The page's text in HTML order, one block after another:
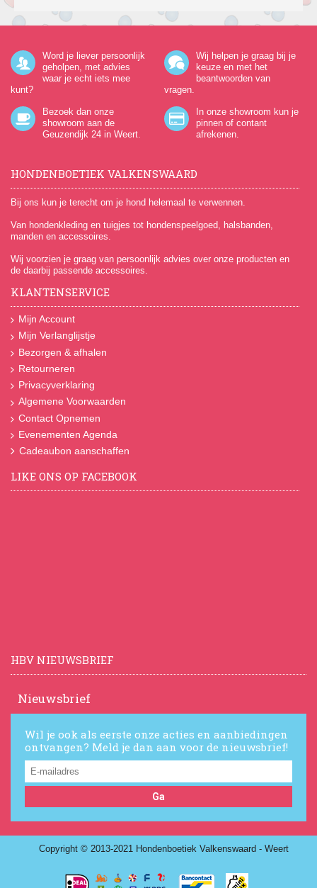
Word je liever persoonlijk
geholpen, met advies
waar je echt iets mee
kunt?
Wij helpen je graag bij je
keuze en met het
beantwoorden van
vragen.
Bezoek dan onze
showroom aan de
Geuzendijk 24 in Weert.
In onze showroom kun je
pinnen of contant
afrekenen.
HONDENBOETIEK VALKENSWAARD
Bij ons kun je terecht om je hond helemaal te verwennen.
Van hondenkleding en tuigjes tot hondenspeelgoed, halsbanden,
manden en accessoires.
Wij voorzien je graag van persoonlijk advies over onze producten en
de daarbij passende accessoires.
KLANTENSERVICE
Mijn Account
Mijn Verlanglijstje
Bezorgen & afhalen
Retourneren
Privacyverklaring
Algemene Voorwaarden
Contact Opnemen
Evenementen Agenda
Cadeaubon aanschaffen
LIKE ONS OP FACEBOOK
HBV NIEUWSBRIEF
Nieuwsbrief
Wil je ook als eerste onze acties en aanbiedingen
ontvangen? Meld je dan aan voor de nieuwsbrief!
Ga
Copyright © 2013-2021 Hondenboetiek Valkenswaard - Weert